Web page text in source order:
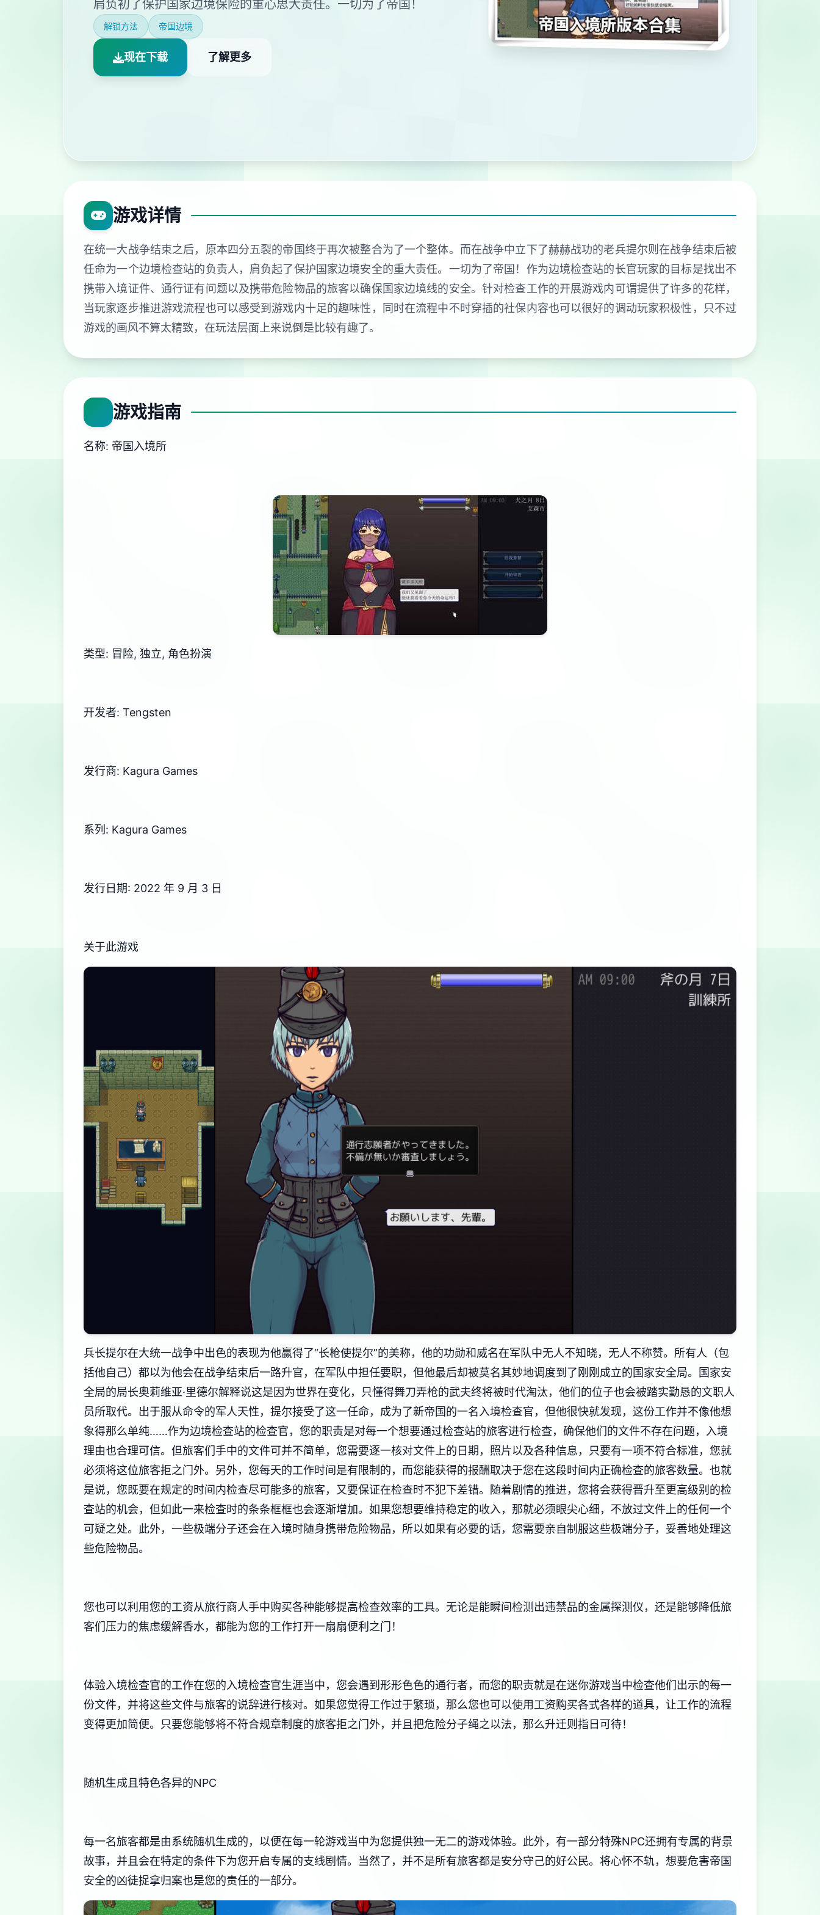
肩负初了保护国家边境保险的重心思大责任。一切为了帝国！
解锁方法 帝国边境
现在下载 了解更多
游戏详情
在统一大战争结束之后，原本四分五裂的帝国终于再次被整合为了一个整体。而在战争中立下了赫赫战功的老兵提尔则在战争结束后被
任命为一个边境检查站的负责人，肩负起了保护国家边境安全的重大责任。一切为了帝国！作为边境检查站的长官玩家的目标是找出不
携带入境证件、通行证有问题以及携带危险物品的旅客以确保国家边境线的安全。针对检查工作的开展游戏内可谓提供了许多的花样，
当玩家逐步推进游戏流程也可以感受到游戏内十足的趣味性，同时在流程中不时穿插的社保内容也可以很好的调动玩家积极性，只不过
游戏的画风不算太精致，在玩法层面上来说倒是比较有趣了。
游戏指南
名称: 帝国入境所
类型: 冒险, 独立, 角色扮演
开发者: Tengsten
发行商: Kagura Games
系列: Kagura Games
发行日期: 2022 年 9 月 3 日
关于此游戏
兵长提尔在大统一战争中出色的表现为他赢得了“长枪使提尔”的美称，他的功勋和威名在军队中无人不知晓，无人不称赞。所有人（包
括他自己）都以为他会在战争结束后一路升官，在军队中担任要职，但他最后却被莫名其妙地调度到了刚刚成立的国家安全局。国家安
全局的局长奥莉维亚·里德尔解释说这是因为世界在变化，只懂得舞刀弄枪的武夫终将被时代淘汰，他们的位子也会被踏实勤恳的文职人
员所取代。出于服从命令的军人天性，提尔接受了这一任命，成为了新帝国的一名入境检查官，但他很快就发现，这份工作并不像他想
象得那么单纯……作为边境检查站的检查官，您的职责是对每一个想要通过检查站的旅客进行检查，确保他们的文件不存在问题，入境
理由也合理可信。但旅客们手中的文件可并不简单，您需要逐一核对文件上的日期，照片以及各种信息，只要有一项不符合标准，您就
必须将这位旅客拒之门外。另外，您每天的工作时间是有限制的，而您能获得的报酬取决于您在这段时间内正确检查的旅客数量。也就
是说，您既要在规定的时间内检查尽可能多的旅客，又要保证在检查时不犯下差错。随着剧情的推进，您将会获得晋升至更高级别的检
查站的机会，但如此一来检查时的条条框框也会逐渐增加。如果您想要维持稳定的收入，那就必须眼尖心细，不放过文件上的任何一个
可疑之处。此外，一些极端分子还会在入境时随身携带危险物品，所以如果有必要的话，您需要亲自制服这些极端分子，妥善地处理这
些危险物品。
您也可以利用您的工资从旅行商人手中购买各种能够提高检查效率的工具。无论是能瞬间检测出违禁品的金属探测仪，还是能够降低旅
客们压力的焦虑缓解香水，都能为您的工作打开一扇扇便利之门！
体验入境检查官的工作在您的入境检查官生涯当中，您会遇到形形色色的通行者，而您的职责就是在迷你游戏当中检查他们出示的每一
份文件，并将这些文件与旅客的说辞进行核对。如果您觉得工作过于繁琐，那么您也可以使用工资购买各式各样的道具，让工作的流程
变得更加简便。只要您能够将不符合规章制度的旅客拒之门外，并且把危险分子绳之以法，那么升迁则指日可待！
随机生成且特色各异的NPC
每一名旅客都是由系统随机生成的，以便在每一轮游戏当中为您提供独一无二的游戏体验。此外，有一部分特殊NPC还拥有专属的背景
故事，并且会在特定的条件下为您开启专属的支线剧情。当然了，并不是所有旅客都是安分守己的好公民。将心怀不轨，想要危害帝国
安全的凶徒捉拿归案也是您的责任的一部分。